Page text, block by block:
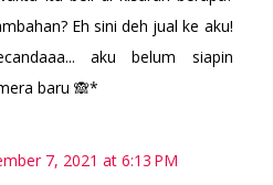
Eh sini deh jual ke aku!
aku belum siapin
baru 🙈*
7, 2021 at 6:13 PM